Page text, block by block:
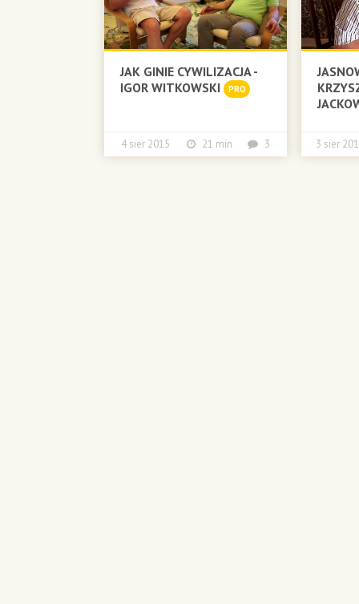
JAK GINIE CYWILIZACJA -
IGOR WITKOWSKI
PRO
4 sier 2015 21 min 3 3 sier